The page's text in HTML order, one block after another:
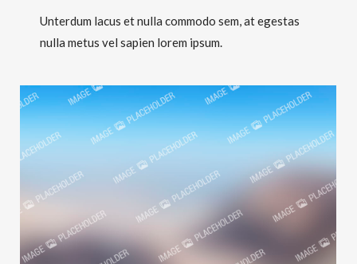
Unterdum lacus et nulla commodo sem, at egestas
nulla metus vel sapien lorem ipsum.